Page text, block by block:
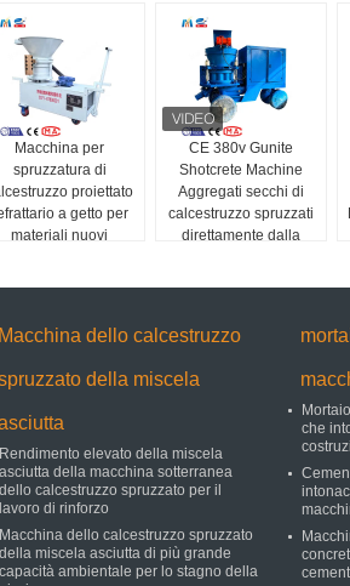
Macchina per
spruzzatura di
proiettato
a getto per
materiali nuovi
CE 380v Gunite
Shotcrete Machine
Aggregati secchi di
calcestruzzo spruzzati
direttamente dalla
Macchina dello calcestruzzo
della miscela
Rendimento elevato della miscela
asciutta della macchina sotterranea
dello calcestruzzo spruzzato per il
lavoro di rinforzo
Macchina dello calcestruzzo spruzzato
della miscela asciutta di più grande
capacità ambientale per lo stagno della
che